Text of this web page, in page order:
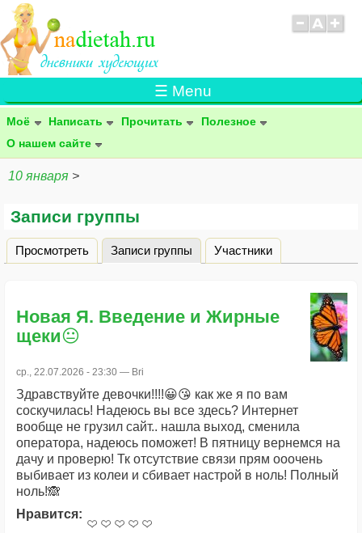
☰ Menu
Моё Написать Прочитать
Полезное
О нашем сайте
10 января >
Записи группы
Главные вкладки
Просмотреть Записи группы (активная вкладка)
Участники
Новая Я. Введение и Жирные
щеки😐
ср., 22.07.2026 - 23:30 — Bri
Здравствуйте девочки!!!!😀😘 как же я по вам
соскучилась! Надеюсь вы все здесь? Интернет
вообще не грузил сайт.. нашла выход, сменила
оператора, надеюсь поможет! В пятницу вернемся на
дачу и проверю! Тк отсутствие связи прям ооочень
выбивает из колеи и сбивает настрой в ноль! Полный
ноль!🙈
Нравится: